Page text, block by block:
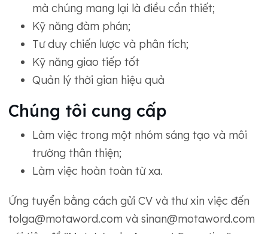
mà chúng mang lại là điều cần thiết;
Kỹ năng đàm phán;
Tư duy chiến lược và phân tích;
Kỹ năng giao tiếp tốt
Quản lý thời gian hiệu quả
Chúng tôi cung cấp
Làm việc trong một nhóm sáng tạo và môi
trường thân thiện;
Làm việc hoàn toàn từ xa.
Ứng tuyển bằng cách gửi CV và thư xin việc đến
tolga@motaword.com và sinan@motaword.com